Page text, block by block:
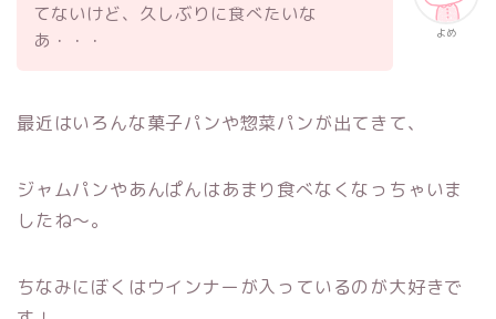
よめ
てないけど、久しぶりに食べたいな
あ・・・
最近はいろんな菓子パンや惣菜パンが出てきて、
ジャムパンやあんぱんはあまり食べなくなっちゃいま
したね～。
ちなみにぼくはウインナーが入っているのが大好きで